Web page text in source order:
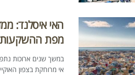
האי איסלנד:
מפת ההשקעות
במשך שנים ארוכות
אי מרוחקת בצפון